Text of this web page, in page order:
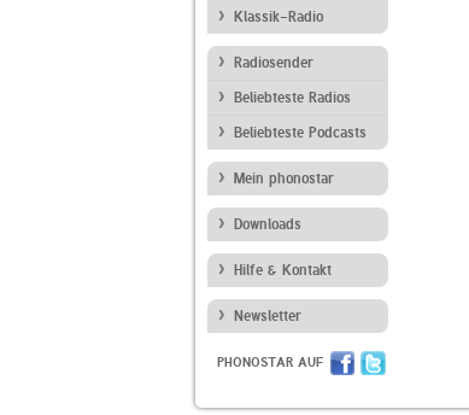
Klassik-Radio
Radiosender
Beliebteste Radios
Beliebteste Podcasts
Mein phonostar
Downloads
Hilfe & Kontakt
Newsletter
PHONOSTAR AUF